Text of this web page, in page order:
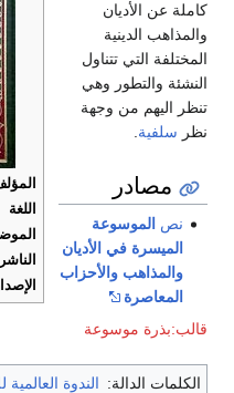
اللغة
الناشر
كاملة عن الأديان
والمذاهب الدينية
المختلفة التي تتناول
النشئة والتطور وهي
تنظر اليهم من وجهة
نظر سلفية
مصادر
نص الموسوعة
الميسرة في الأديان
والمذاهب والأحزاب
المعاصرة
قالب:بذرة موسوعة
الكلمات الدالة: الندوة